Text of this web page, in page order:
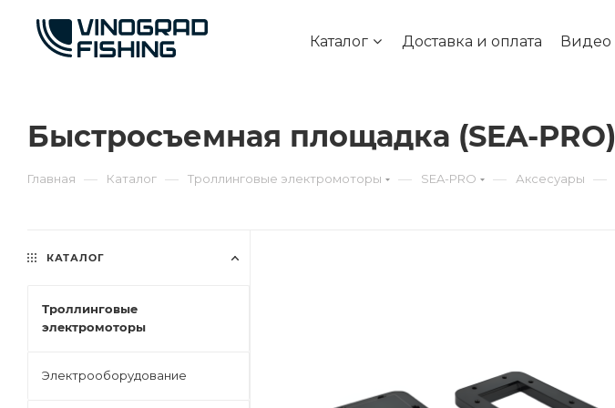
Каталог Доставка и оплата Видео
Быстросъемная площадка (SEA-PRO)
Главная — Каталог — Троллинговые электромоторы — SEA-PRO — Аксесуары —
КАТАЛОГ
Троллинговые
электромоторы
Электрооборудование